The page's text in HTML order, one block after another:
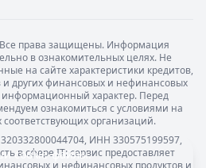
права защищены. Информация
в ознакомительных целях. Не
на сайте характеристики кредитов,
и других финансовых и нефинансовых
информационный характер. Перед
ознакомиться с условиями на
организаций.
ИНН 330575199597,
в сфере IT: сервис предоставляет
и нефинансовых продуктов и
cookie-файлы.